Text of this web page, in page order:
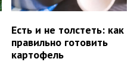
Есть и не толстеть: как
правильно готовить
картофель